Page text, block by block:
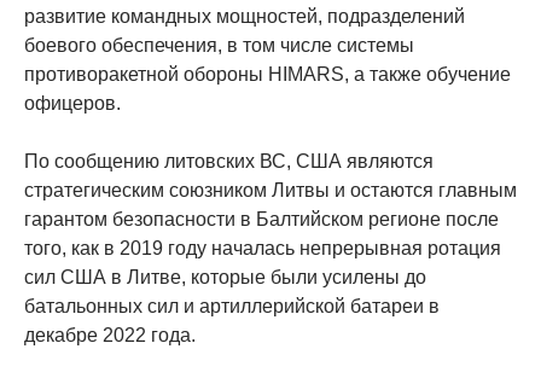
развитие командных мощностей, подразделений
боевого обеспечения, в том числе системы
противоракетной обороны HIMARS, а также обучение
офицеров.
По сообщению литовских ВС, США являются
стратегическим союзником Литвы и остаются главным
гарантом безопасности в Балтийском регионе после
того, как в 2019 году началась непрерывная ротация
сил США в Литве, которые были усилены до
батальонных сил и артиллерийской батареи в
декабре 2022 года.